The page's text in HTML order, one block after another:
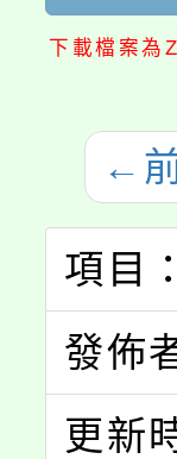
下載檔案為
←
項目：
發佈
更新